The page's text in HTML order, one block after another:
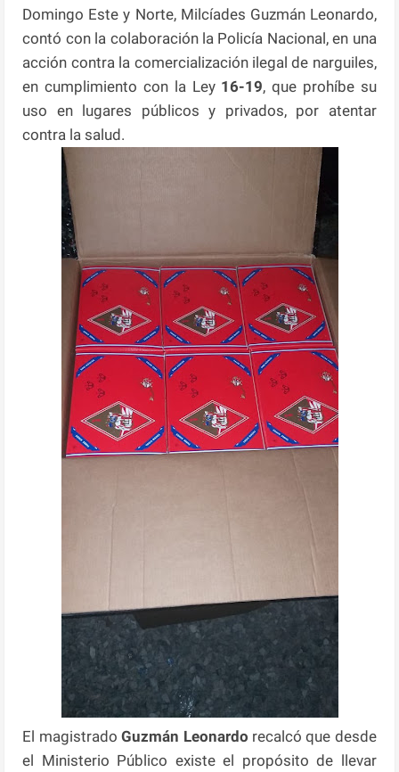
Domingo Este y Norte, Milcíades Guzmán Leonardo,
contó con la colaboración la Policía Nacional, en una
acción contra la comercialización ilegal de narguiles,
en cumplimiento con la Ley16-19, que prohíbe su
uso en lugares públicos y privados, por atentar
contra la salud.
El magistradoGuzmán Leonardo recalcó que desde
el Ministerio Público existe el propósito de llevar